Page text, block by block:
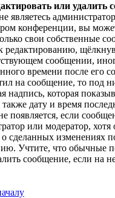
или удалить
являетесь
конференции, вы
свои собственные
редактированию,
сообщении,
времени после его
на сообщение, то под
надпись, которая
также дату и время
появляется, если
или модератор,
о сделанных изменениях
Учтите, что обычные
сообщение, если на